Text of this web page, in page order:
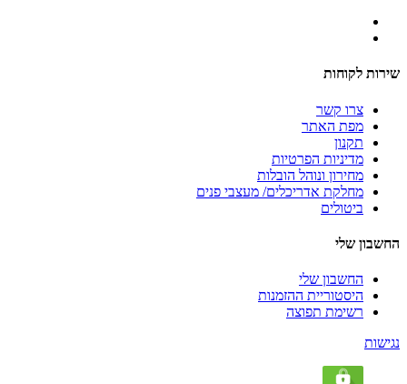
שירות לקוחות
צרו קשר
מפת האתר
תקנון
מדיניות הפרטיות
מחירון ונוהל הובלות
מחלקת אדריכלים/ מעצבי פנים
ביטולים
החשבון שלי
החשבון שלי
היסטוריית ההזמנות
רשימת תפוצה
נגישות